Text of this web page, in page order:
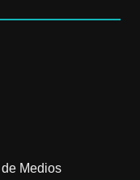
Medios